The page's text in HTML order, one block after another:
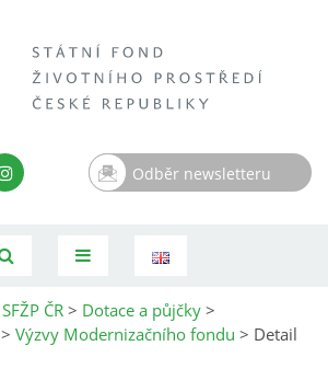
Odběr newsletteru
SFŽP ČR > Dotace a půjčky >
> Výzvy Modernizačního fondu > Detail